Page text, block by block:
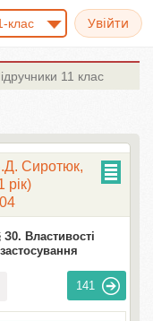
клас
11 клас
Сиротюк,
рік)
З0. Властивості
141